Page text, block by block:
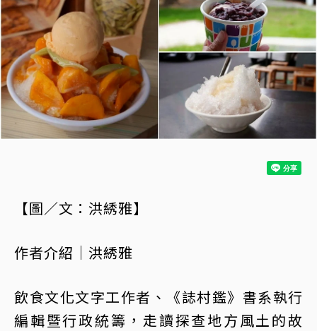
【圖／文：洪綉雅】
作者介紹｜洪綉雅
飲食文化文字工作者、《誌村鑑》書系執行
編輯暨行政統籌，走讀探查地方風土的故